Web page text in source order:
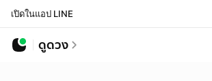
เปิดในแอป LINE
ดูดวง